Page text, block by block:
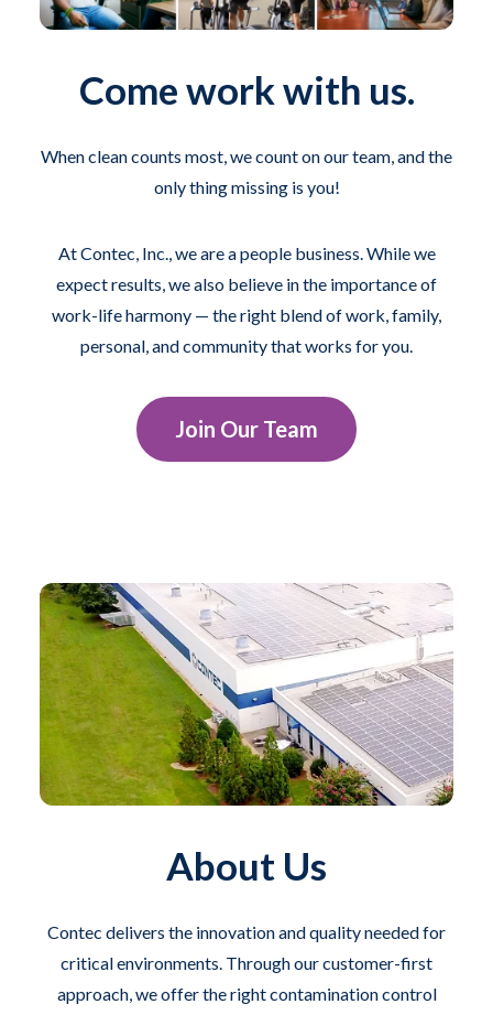
Come work with us.
When clean counts most, we count on our team, and the
only thing missing is you!
At Contec, Inc., we are a people business. While we
expect results, we also believe in the importance of
work-life harmony — the right blend of work, family,
personal, and community that works for you.
Join Our Team
About Us
Contec delivers the innovation and quality needed for
critical environments. Through our customer-first
approach, we offer the right contamination control